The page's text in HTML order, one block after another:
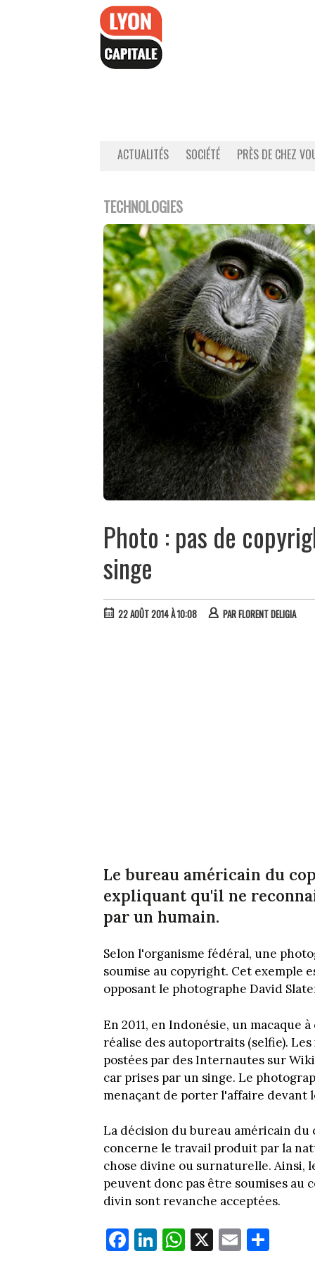
ACTUALITÉS SOCIÉTÉ PRÈS DE CHEZ
TECHNOLOGIES
Photo : pas de
singe
22 AOÛT 2014 À 10:08 PARFLORENT DELIGIA
Le bureau américain du
expliquant qu'il ne
par un humain.
Selon l'organisme fédéral, une
soumise au copyright. Cet exemple
opposant le photographe David
En 2011, en Indonésie, un macaque
réalise des autoportraits (selfie).
postées par des Internautes sur
car prises par un singe. Le
menaçant de porter l'affaire devant
La décision du bureau américain
concerne le travail produit par la
chose divine ou surnaturelle. Ainsi,
peuvent donc pas être soumises au
divin sont revanche acceptées.
Fa Li W X E